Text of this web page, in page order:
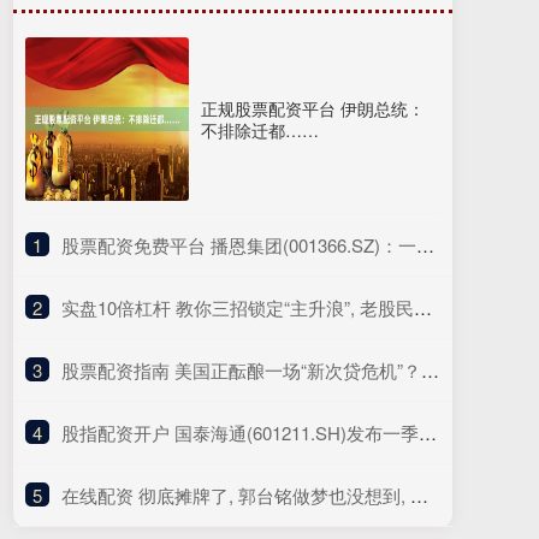
正规股票配资平台 伊朗总统：
不排除迁都……
1 ​股票配资免费平台 播恩集团(001366.SZ)：一季度净亏损511.73万元
2 ​实盘10倍杠杆 教你三招锁定“主升浪”, 老股民都在用, 普通人却还不知道!
3 ​股票配资指南 美国正酝酿一场“新次贷危机”？继耶鲁后 哈佛据称也要抛售私募资产
4 ​股指配资开户 国泰海通(601211.SH)发布一季度业绩，归母净利润122.42亿元，同比增长391.78%
5 ​在线配资 彻底摊牌了, 郭台铭做梦也没想到, 大陆市场赏饭吃的时代结束了